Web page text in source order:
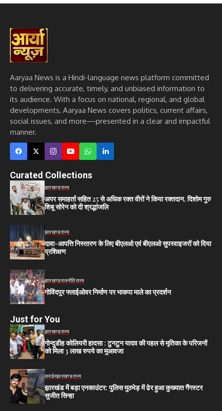
Aaryaa News is a Hindi-language news platform committed
to delivering accurate, timely, and unbiased information to
its audience. With a focus on national, regional, and global
developments, Aaryaa News covers politics, current affairs,
social issues, and more—presented in a clear and impactful
manner.
Curated Collections
झारखण्डराज्य
अपर समाहर्ता सहित 25 से अधिक रक्त वीरों ने किया रक्तदान, दिशोम गुरु
शिबू सोरेन को दी श्रद्धांजलि
झारखण्डराज्य
दावा-आपत्ति निस्तारण के लिए बीएलओ एवं बीएलओ सुपरवाइजरों को दिया
प्रशिक्षण
झारखण्डराजनीतिराज्य
गोविंदपुर फ्लाईओवर निर्माण पर भाकपा माले का प्रदर्शन
Just for You
झारखण्डराज्य
गोन्दुडीह कोलियरी हादसा : टुनटुन यादव की पहल से मृतिका के परिजनों
को मिला 3 लाख रुपये का मुआवजा
क्राईमझारखण्डराज्य
झारखंड में बड़ा एनकाउंटर: पुलिस मुठभेड़ में ढेर हुआ कुख्यात गैंगस्टर
सुजीत सिन्हा